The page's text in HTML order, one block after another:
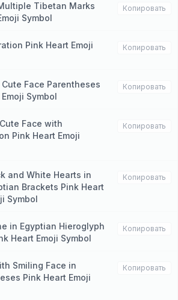
Tibetan Marks
Symbol
Копировать
Pink Heart Emoji
Копировать
Face Parentheses
Symbol
Копировать
Face with
Pink Heart Emoji
Копировать
and White Hearts in
Brackets Pink Heart
Symbol
Копировать
in Egyptian Hieroglyph
Heart Emoji Symbol
Копировать
Smiling Face in
Pink Heart Emoji
Копировать